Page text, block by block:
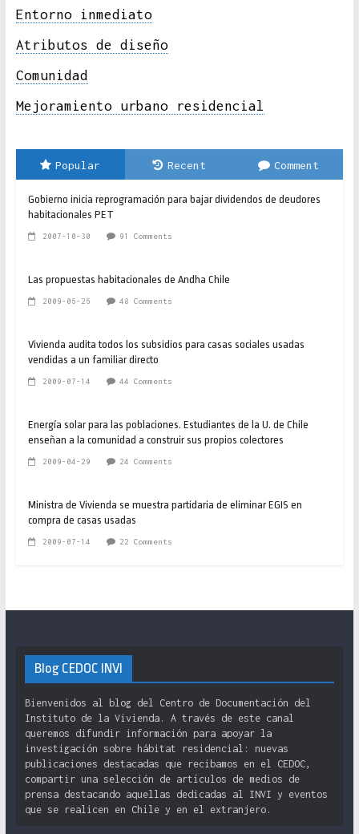
Entorno inmediato
Atributos de diseño
Comunidad
Mejoramiento urbano residencial
Popular Recent Comment
Gobierno inicia reprogramación para bajar dividendos de deudores
habitacionales PET
2007-10-30 91 Comments
Las propuestas habitacionales de Andha Chile
2009-06-26 48 Comments
Vivienda audita todos los subsidios para casas sociales usadas
vendidas a un familiar directo
2009-07-14 44 Comments
Energía solar para las poblaciones. Estudiantes de la U. de Chile
enseñan a la comunidad a construir sus propios colectores
2009-04-29 24 Comments
Ministra de Vivienda se muestra partidaria de eliminar EGIS en
compra de casas usadas
2009-07-14 22 Comments
Blog CEDOC INVI
Bienvenidos al blog del Centro de Documentación del
Instituto de la Vivienda. A través de este canal
queremos difundir información para apoyar la
investigación sobre hábitat residencial: nuevas
publicaciones destacadas que recibamos en el CEDOC,
compartir una selección de artículos de medios de
prensa destacando aquellas dedicadas al INVI y eventos
que se realicen en Chile y en el extranjero.